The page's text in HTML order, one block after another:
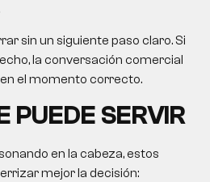
sin un siguiente paso claro. Si
la conversación comercial
el momento correcto.
PUEDE SERVIR
en la cabeza, estos
mejor la decisión: